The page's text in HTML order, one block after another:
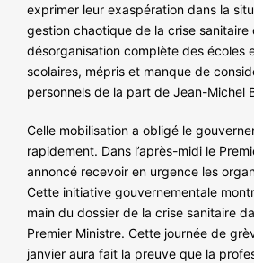
exprimer leur exaspération dans la
gestion chaotique de la crise sanitaire
désorganisation complète des écoles
scolaires, mépris et manque de
personnels de la part de Jean-Michel
Celle mobilisation a obligé le
rapidement. Dans l’après-midi le
annoncé recevoir en urgence les
Cette initiative gouvernementale
main du dossier de la crise sanitaire
Premier Ministre. Cette journée de
janvier aura fait la preuve que la